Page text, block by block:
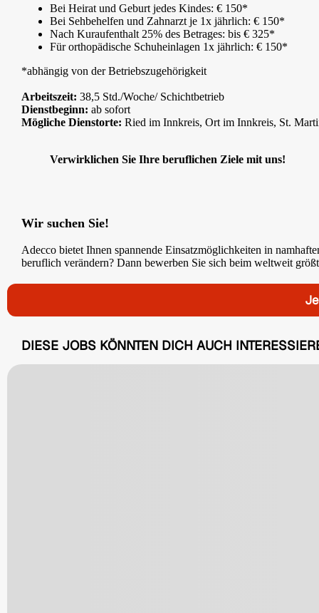
Bei Heirat und Geburt jedes Kindes: € 150*
Bei Sehbehelfen und Zahnarzt je 1x jährlich: € 150*
Nach Kuraufenthalt 25% des Betrages: bis € 325*
Für orthopädische Schuheinlagen 1x jährlich: € 150*
*abhängig von der Betriebszugehörigkeit
Arbeitszeit: 38,5 Std./Woche/ Schichtbetrieb
Dienstbeginn: ab sofort
Mögliche Dienstorte: Ried im Innkreis, Ort im Innkreis, St.
Verwirklichen Sie Ihre beruflichen Ziele mit uns!
Wir suchen Sie!
Adecco bietet Ihnen spannende Einsatzmöglichkeiten in
beruflich verändern? Dann bewerben Sie sich beim weltweit
DIESE JOBS KÖNNTEN DICH AUCH